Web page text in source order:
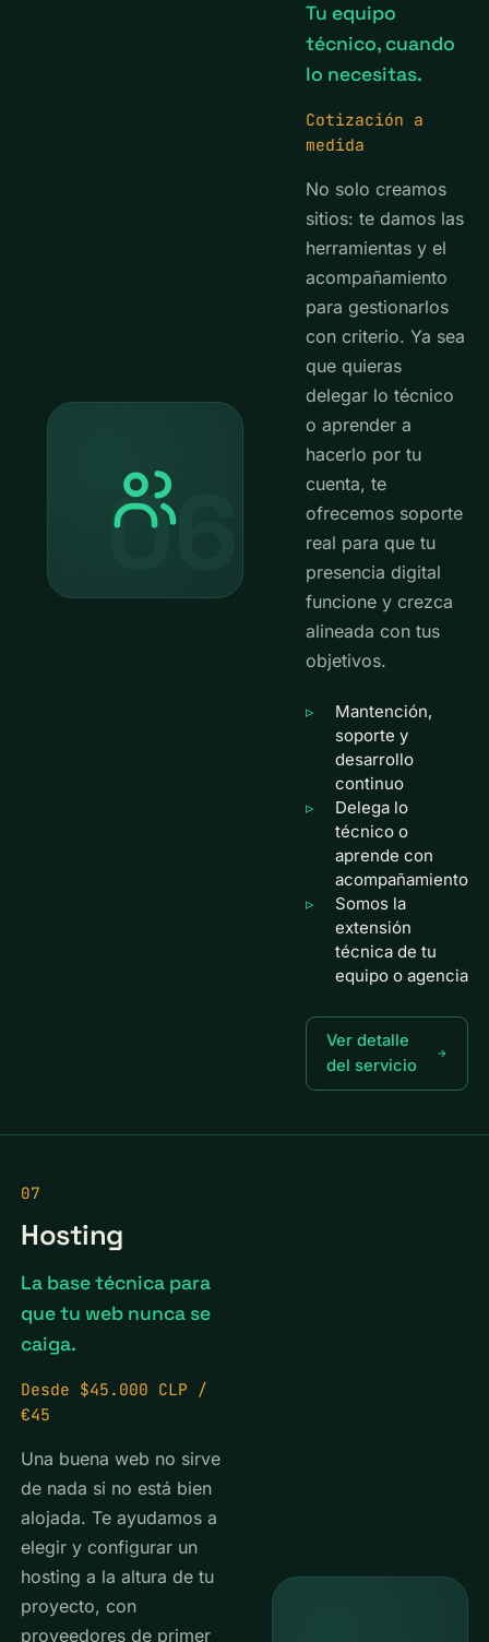
Tu equipo
técnico, cuando
lo necesitas.
Cotización a
medida
No solo creamos
sitios: te damos las
herramientas y el
acompañamiento
para gestionarlos
con criterio. Ya sea
que quieras
delegar lo técnico
o aprender a
hacerlo por tu
cuenta, te
ofrecemos soporte
real para que tu
presencia digital
funcione y crezca
alineada con tus
objetivos.
Mantención,
soporte y
desarrollo
continuo
Delega lo
técnico o
aprende con
acompañamiento
Somos la
extensión
técnica de tu
equipo o agencia
Ver detalle
del servicio
06
07
Hosting
La base técnica para
que tu web nunca se
caiga.
Desde $45.000 CLP /
€45
Una buena web no sirve
de nada si no está bien
alojada. Te ayudamos a
elegir y configurar un
hosting a la altura de tu
proyecto, con
proveedores de primer